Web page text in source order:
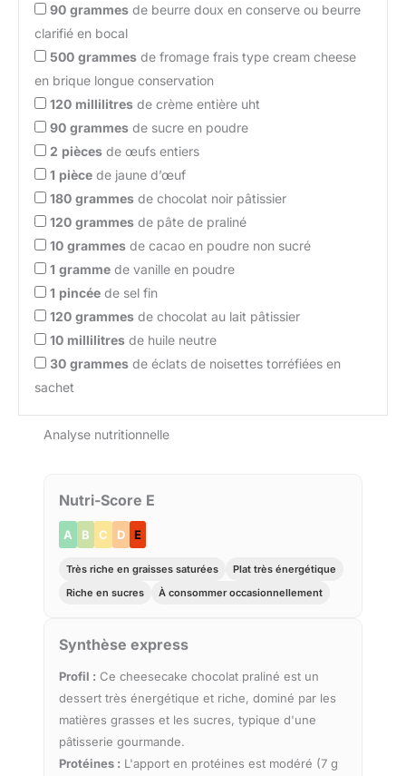
90 grammes de beurre doux en conserve ou beurre
clarifié en bocal
500 grammes de fromage frais type cream cheese
en brique longue conservation
120 millilitres de crème entière uht
90 grammes de sucre en poudre
2 pièces de œufs entiers
1 pièce de jaune d’œuf
180 grammes de chocolat noir pâtissier
120 grammes de pâte de praliné
10 grammes de cacao en poudre non sucré
1 gramme de vanille en poudre
1 pincée de sel fin
120 grammes de chocolat au lait pâtissier
10 millilitres de huile neutre
30 grammes de éclats de noisettes torréfiées en
sachet
Analyse nutritionnelle
Nutri-Score E
A B C D E
Très riche en graisses saturées
Plat très énergétique
Riche en sucres
À consommer occasionnellement
Synthèse express
Profil : Ce cheesecake chocolat praliné est un
dessert très énergétique et riche, dominé par les
matières grasses et les sucres, typique d'une
pâtisserie gourmande.
Protéines : L'apport en protéines est modéré (7 g